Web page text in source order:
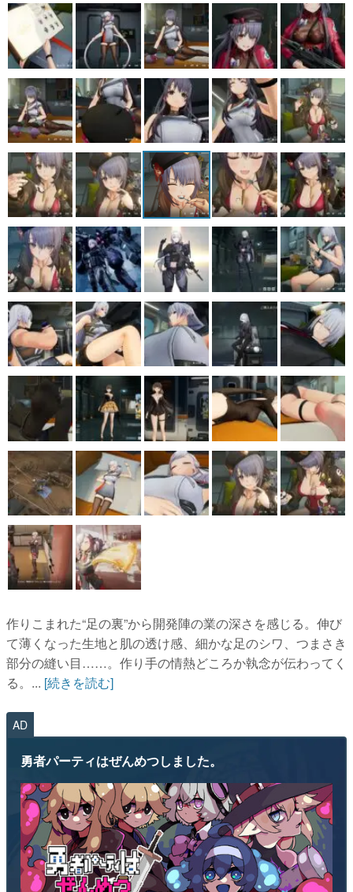
作りこまれた“足の裏”から開発陣の業の深さを感じる。伸び
て薄くなった生地と肌の透け感、細かな足のシワ、つまさき
部分の縫い目……。作り手の情熱どころか執念が伝わってく
る。... [続きを読む]
AD
勇者パーティはぜんめつしました。